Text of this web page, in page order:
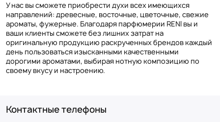
У нас вы сможете приобрести духи всех имеющихся
направлений: древесные, восточные, цветочные, свежие
ароматы, фужерные. Благодаря парфюмерии RENI вы и
ваши клиенты сможете без лишних затрат на
оригинальную продукцию раскрученных брендов каждый
день пользоваться изысканными качественными
дорогими ароматами, выбирая нотную композицию по
своему вкусу и настроению.
Контактные телефоны